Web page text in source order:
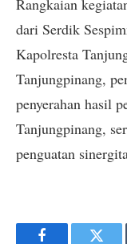
dari Serdik
Kapolresta
Tanjungpinang,
penyerahan hasil
Tanjungpinang,
penguatan